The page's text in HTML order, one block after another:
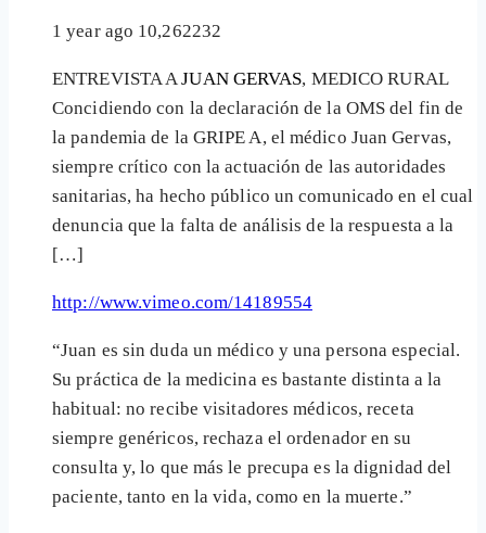
1 year ago 10,262232
ENTREVISTA AJUAN GERVAS, MEDICO RURAL
Concidiendo con la declaración de la OMS del fin de
la pandemia de la GRIPE A, el médico Juan Gervas,
siempre crítico con la actuación de las autoridades
sanitarias, ha hecho público un comunicado en el cual
denuncia que la falta de análisis de la respuesta a la
[…]
http://www.vimeo.com/14189554
“Juan es sin duda un médico y una persona especial.
Su práctica de la medicina es bastante distinta a la
habitual: no recibe visitadores médicos, receta
siempre genéricos, rechaza el ordenador en su
consulta y, lo que más le precupa es la dignidad del
paciente, tanto en la vida, como en la muerte.”